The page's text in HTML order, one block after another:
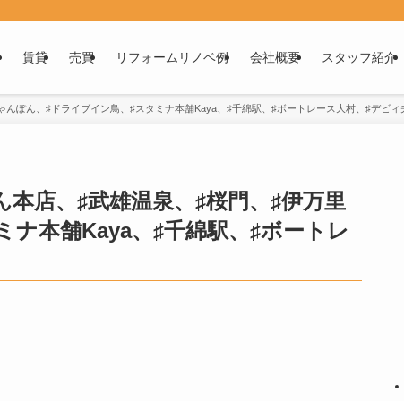
賃貸 売買 リフォームリノベ例 会社概要 スタッフ紹介
ぽん、♯ドライブイン鳥、♯スタミナ本舗Kaya、♯千綿駅、♯ボートレース大村、♯デビィ
店、♯武雄温泉、♯桜門、♯伊万里
ナ本舗Kaya、♯千綿駅、♯ボートレ